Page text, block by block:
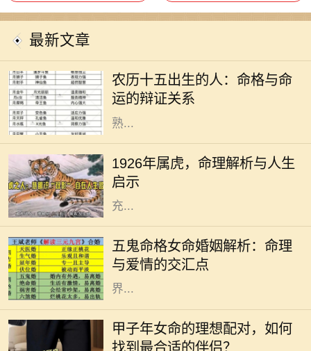
最新文章
农历十五出生的人：命格与命
运的辩证关系
度和广度的话题，其中出生日期对个
人命格的影响尤为显著。农历十五作
为一个特别的日子，象征着圆满与成
熟...
1926年属虎，命理解析与人生
启示
1926年，农历丙寅年，生肖属虎。在
中国传统文化中，虎被视为勇猛和权
威的象征，具有强烈的个性特征。属
虎的人通常被认为是具备领导才能、
充...
五鬼命格女命婚姻解析：命理
与爱情的交汇点
在命理学中，五鬼命格被认为是一种
特殊的命格，尤其对女性来说，它的
特征和影响力独具特色。五鬼命格的
女性，往往具有丰富的情感与内心世
界...
甲子年女命的理想配对，如何
找到最合适的伴侣？
在中国传统文化中，命理学被认为是
揭示一个人性格、命运和与他人关系
的重要工具。而在这些命理学说中，